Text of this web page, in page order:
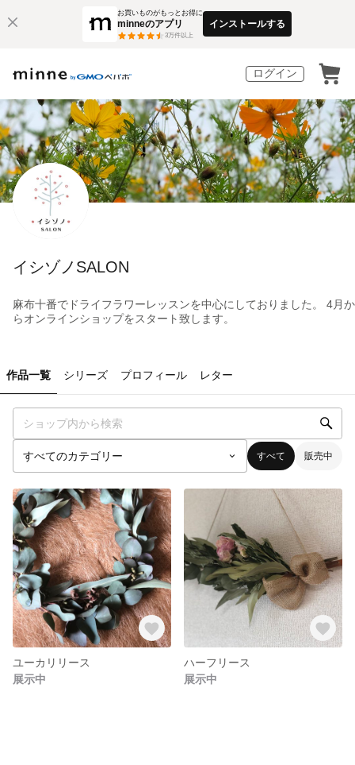
お買いものがもっとお得に
minneのアプリ
3万件以上
インストールする
ログイン
イシゾノSALON
麻布十番でドライフラワーレッスンを中心にしておりました。 4月か
らオンラインショップをスタート致します。
作品一覧 シリーズ プロフィール レター
すべて 販売中
ユーカリリース
展示中
ハーフリース
展示中